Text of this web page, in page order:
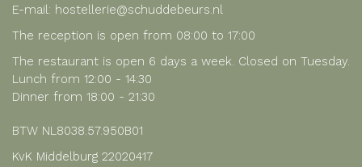
E-mail: hostellerie@schuddebeurs.nl
The reception is open from 08:00 to 17:00
The restaurant is open 6 days a week. Closed on Tuesday.
Lunch from 12:00 - 14:30
Dinner from 18:00 - 21:30
BTW NL8038.57.950B01
KvK Middelburg 22020417